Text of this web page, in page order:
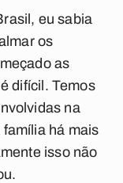
eu sabia
os
as
difícil. Temos
na
há mais
isso não